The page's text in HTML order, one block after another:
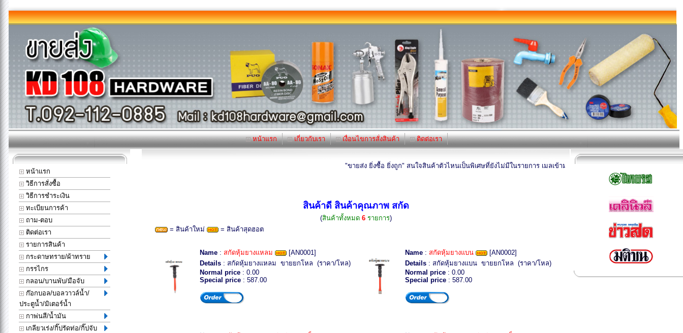
หน้าแรก เกี่ยวกับเรา เงื่อนไขการสั่งสินค้า ติดต่อเรา
หน้าแรก
วิธีการสั่งซื้อ
วิธีการชำระเงิน
ทะเบียนการค้า
ถาม-ตอบ
ติดต่อเรา
รายการสินค้า
กระดาษทราย/ผ้าทราย
กรรไกร
กลอน/บานพับ/มือจับ
ก๊อกบอล/บอลวาวล์น้ำ/
ประตูน้ำ/มิเตอร์น้ำ
กาพ่นสี/น้ำมัน
เกลียวเร่ง/กิ๊ปรัดท่อ/กิ๊ปจับ
"ขายส่ง ยิ่งซื้อ ยิ่งถูก" สนใจสินค้าตัวไหนเป็นพิเศษที่ยังไม่มีในรายการ เมลเข้ามาสอบถามได้นะครับ โดยระบุชื่อสินค้า ยี่ห้อ
สินค้าดี สินค้าคุณภาพ สกัด
(สินค้าทั้งหมด 6รายการ)
= สินค้าใหม่
= สินค้าสุดฮอต
Name : สกัดหุ้มยางแหลม
[AN0001]
Details : สกัดหุ้มยางแหลม ขายยกโหล (ราคา/โหล)
Normal price : 0.00
Special price : 587.00
Name : สกัดหุ้มยางแบน
[AN0002]
Details : สกัดหุ้มยางแบน ขายยกโหล (ราคา/โหล)
Normal price : 0.00
Special price : 587.00